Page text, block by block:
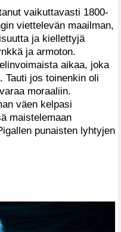
vaikuttavasti 1800-
viettelevän maailman,
ja kiellettyjä
ja armoton.
aikaa, joka
Tauti jos toinenkin oli
moraaliin.
väen kelpasi
maistelemaan
punaisten lyhtyjen